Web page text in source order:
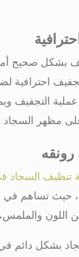
بشكل صحيح
التجفيف
مظهر السجاد
رونقه
تنظيف السجاد
تساهم في
اللون
بشكل دائم في